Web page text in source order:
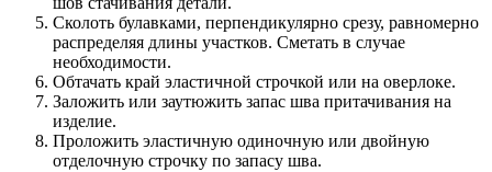
Сколоть булавками, перпендикулярно срезу, равномерно
распределяя длины участков. Сметать в случае
необходимости.
Обтачать край эластичной строчкой или на оверлоке.
Заложить или заутюжить запас шва притачивания на
изделие.
Проложить эластичную одиночную или двойную
отделочную строчку по запасу шва.